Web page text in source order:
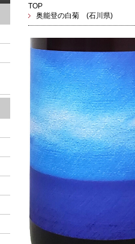
TOP
奥能登の白菊 (石川県)